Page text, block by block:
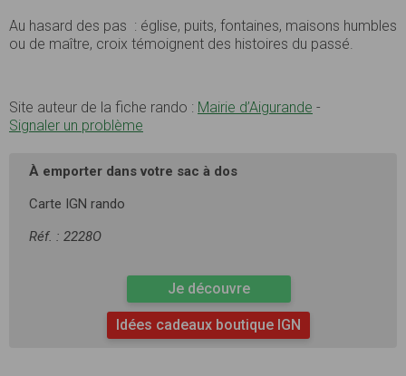
Au hasard des pas : église, puits, fontaines, maisons humbles
ou de maître, croix témoignent des histoires du passé.
Site auteur de la fiche rando : Mairie d’Aigurande -
Signaler un problème
À emporter dans votre sac à dos
Carte IGN rando
Réf. : 2228O
Je découvre
Idées cadeaux boutique IGN